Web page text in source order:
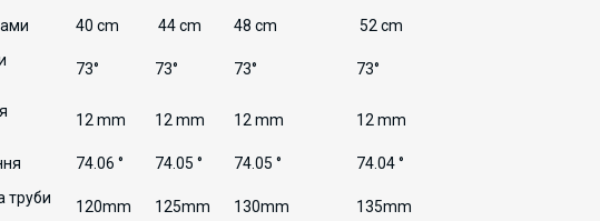
40 cm 44 cm 48 cm 52 cm
73° 73° 73° 73°
12 mm 12 mm 12 mm 12 mm
74.06 ° 74.05 ° 74.05 ° 74.04 °
труби
120mm 125mm 130mm 135mm